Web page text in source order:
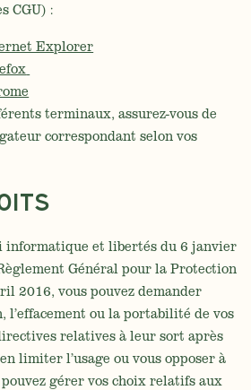
CGU) :
Explorer
terminaux, assurez-vous de
correspondant selon vos
informatique et libertés du 6 janvier
Général pour la Protection
2016, vous pouvez demander
l’effacement ou la portabilité de vos
relatives à leur sort après
limiter l’usage ou vous opposer à
gérer vos choix relatifs aux